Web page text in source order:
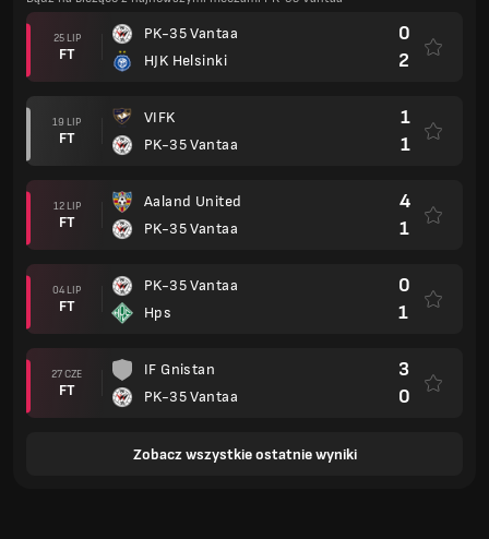
25 LIP
FT
PK-35 Vantaa
HJK Helsinki
0
2
19 LIP
FT
VIFK
PK-35 Vantaa
1
1
12 LIP
FT
Aaland United
PK-35 Vantaa
4
1
04 LIP
FT
PK-35 Vantaa
Hps
0
1
27 CZE
FT
IF Gnistan
PK-35 Vantaa
3
0
Zobacz wszystkie ostatnie wyniki